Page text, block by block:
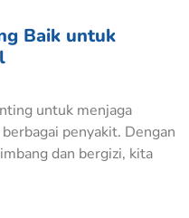
Baik untuk
untuk menjaga
penyakit. Dengan
dan bergizi, kita